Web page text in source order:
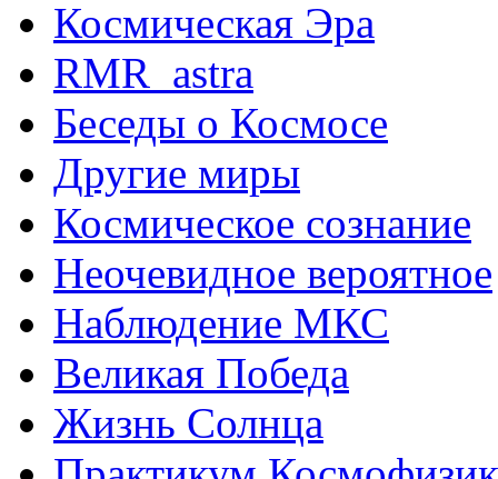
Космическая Эра
RMR_astra
Беседы о Космосе
Другие миры
Космическое сознание
Неочевидное вероятное
Наблюдение МКС
Великая Победа
Жизнь Солнца